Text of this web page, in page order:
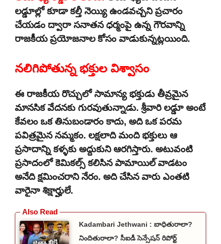
లడ్డూల్లో కూడా కల్తీ నెయ్యి ఉండవచ్చని ప్రచారం
చేయడం ద్వారా సనాతన ధర్మంపై ఉన్న గౌరవాన్ని
రాజకీయ ప్రయోజనాల కోసం వాడుకున్నట్లయింది.
నలిగిపోతున్న భక్తుల విశ్వాసం
ఈ రాజకీయ రొచ్చులో సామాన్య భక్తుడు తీవ్రమైన
మానసిక వేదనకు గురవుతున్నాడు. శ్రీవారి లడ్డూ అంటే
కేవలం ఒక తినుబండారం కాదు, అది ఒక పరమ
పవిత్రమైన నమ్మకం. లక్షలాది మంది భక్తులు ఆ
ప్రసాదాన్ని కళ్ళకు అద్దుకుని ఆరగిస్తారు. అటువంటి
ప్రసాదంలో కెమికల్స్ కలిసిన పామాయిల్ వాడటం
అనేది క్షమించరాని నేరం. అది చేసిన వారు ఎంతటి
వారైనా శిక్షార్హులే.
Kadambari Jethwani : బాధితురాలా?
నిందితురాలా? సీఐడీ సెన్సేషన్ రిపోర్ట్